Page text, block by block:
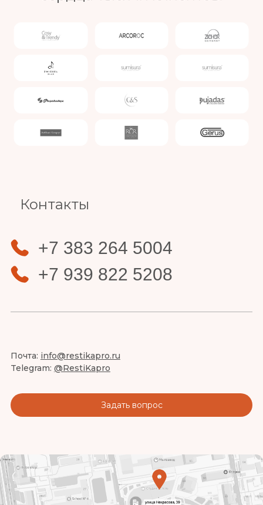
Контакты
+7 383 264 5004
+7 939 822 5208
Почта: info@restikapro.ru
Telegram: @RestiKapro
Задать вопрос